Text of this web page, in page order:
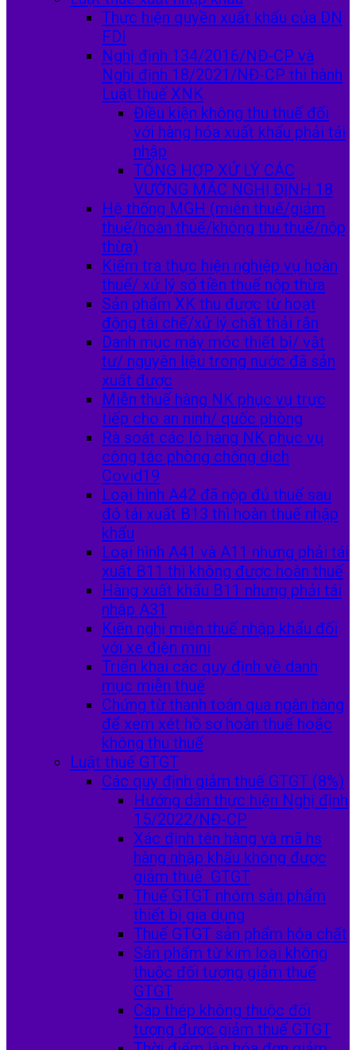
Thực hiện quyền xuất khẩu của DN
FDI
Nghị định 134/2016/NĐ-CP và
Nghị định 18/2021/NĐ-CP thi hành
Luật thuế XNK
Điều kiện không thu thuế đối
với hàng hóa xuất khẩu phải tái
nhập
TỔNG HỢP XỬ LÝ CÁC
VƯỚNG MẮC NGHỊ ĐỊNH 18
Hệ thống MGH (miễn thuế/giảm
thuế/hoàn thuế/không thu thuế/nộp
thừa)
Kiểm tra thực hiện nghiệp vụ hoàn
thuế/ xử lý số tiền thuế nộp thừa
Sản phẩm XK thu được từ hoạt
động tái chế/xử lý chất thải rắn
Danh mục máy móc thiết bị/ vật
tư/ nguyên liệu trong nước đã sản
xuất được
Miễn thuế hàng NK phục vụ trực
tiếp cho an ninh/ quốc phòng
Rà soát các lô hàng NK phục vụ
công tác phòng chống dịch
Covid19
Loại hình A42 đã nộp đủ thuế sau
đó tái xuất B13 thì hoàn thuế nhập
khẩu
Loại hình A41 và A11 nhưng phải tái
xuất B11 thì không được hoàn thuế
Hàng xuất khẩu B11 nhưng phải tái
nhập A31
Kiến nghị miễn thuế nhập khẩu đối
với xe điện mini
Triển khai các quy định về danh
mục miễn thuế
Chứng từ thanh toán qua ngân hàng
để xem xét hồ sơ hoàn thuế hoặc
không thu thuế
Luật thuế GTGT
Các quy định giảm thuế GTGT (8%)
Hướng dẫn thực hiện Nghị định
15/2022/NĐ-CP
Xác định tên hàng và mã hs
hàng nhập khẩu không được
giảm thuế GTGT
Thuế GTGT nhóm sản phẩm
thiết bị gia dụng
Thuế GTGT sản phẩm hóa chất
Sản phẩm từ kim loại không
thuộc đối tượng giảm thuế
GTGT
Cáp thép không thuộc đối
tượng được giảm thuế GTGT